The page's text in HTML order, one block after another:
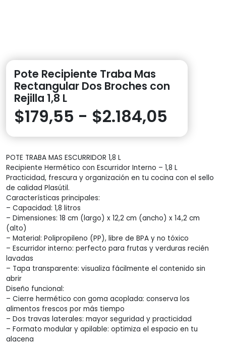
Pote Recipiente Traba Mas
Rectangular Dos Broches con
Rejilla 1,8 L
$179,55 - $2.184,05
de
hasta
POTE TRABA MAS ESCURRIDOR 1,8 L
Recipiente Hermético con Escurridor Interno – 1,8 L
Practicidad, frescura y organización en tu cocina con el sello
de calidad Plasútil.
Características principales:
– Capacidad: 1,8 litros
– Dimensiones: 18 cm (largo) x 12,2 cm (ancho) x 14,2 cm
(alto)
– Material: Polipropileno (PP), libre de BPA y no tóxico
– Escurridor interno: perfecto para frutas y verduras recién
lavadas
– Tapa transparente: visualiza fácilmente el contenido sin
abrir
Diseño funcional:
– Cierre hermético con goma acoplada: conserva los
alimentos frescos por más tiempo
– Dos travas laterales: mayor seguridad y practicidad
– Formato modular y apilable: optimiza el espacio en tu
alacena